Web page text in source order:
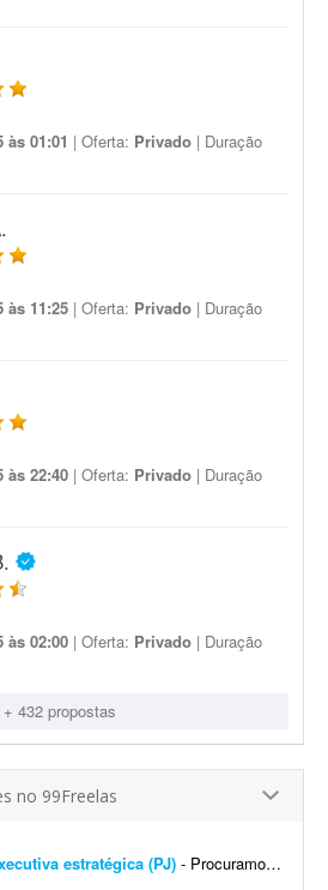
às 01:01 | Oferta: Privado | Duração
às 11:25 | Oferta: Privado | Duração
às 22:40 | Oferta: Privado | Duração
às 02:00 | Oferta: Privado | Duração
+ 432 propostas
no 99Freelas
estratégica (PJ) - Procuramos profissional com sólida experiência em secretaria executiva e gestão financeira para estruturar e gerenciar nossas rotinas administrativas e o fluxo de caixa. Ativid...